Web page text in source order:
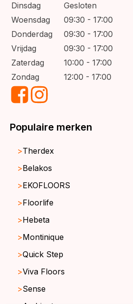
Dinsdag
Gesloten
Woensdag
09:30 - 17:00
Donderdag
09:30 - 17:00
Vrijdag
09:30 - 17:00
Zaterdag
10:00 - 17:00
Zondag
12:00 - 17:00
Populaire merken
Therdex
Belakos
EKOFLOORS
Floorlife
Hebeta
Montinique
Quick Step
Viva Floors
Sense